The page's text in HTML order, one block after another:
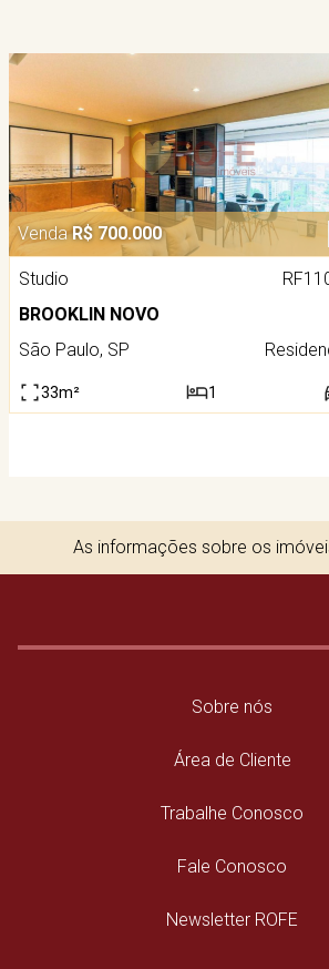
Venda R$ 700.000
Studio
BROOKLIN NOVO
São Paulo, SP
33m² 1
As informações sobre os
Sobre nós
Área de Cliente
Trabalhe Conosco
Fale Conosco
Newsletter ROFE